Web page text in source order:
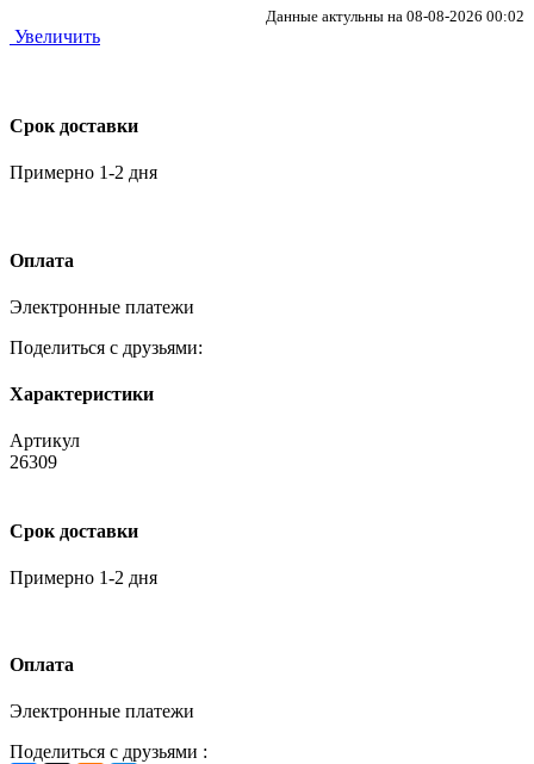
Данные актульны на 08-08-2026 00:02
Увеличить
Срок доставки
Примерно 1-2 дня
Оплата
Электронные платежи
Поделиться с друзьями:
Характеристики
Артикул
26309
Срок доставки
Примерно 1-2 дня
Оплата
Электронные платежи
Поделиться с друзьями :